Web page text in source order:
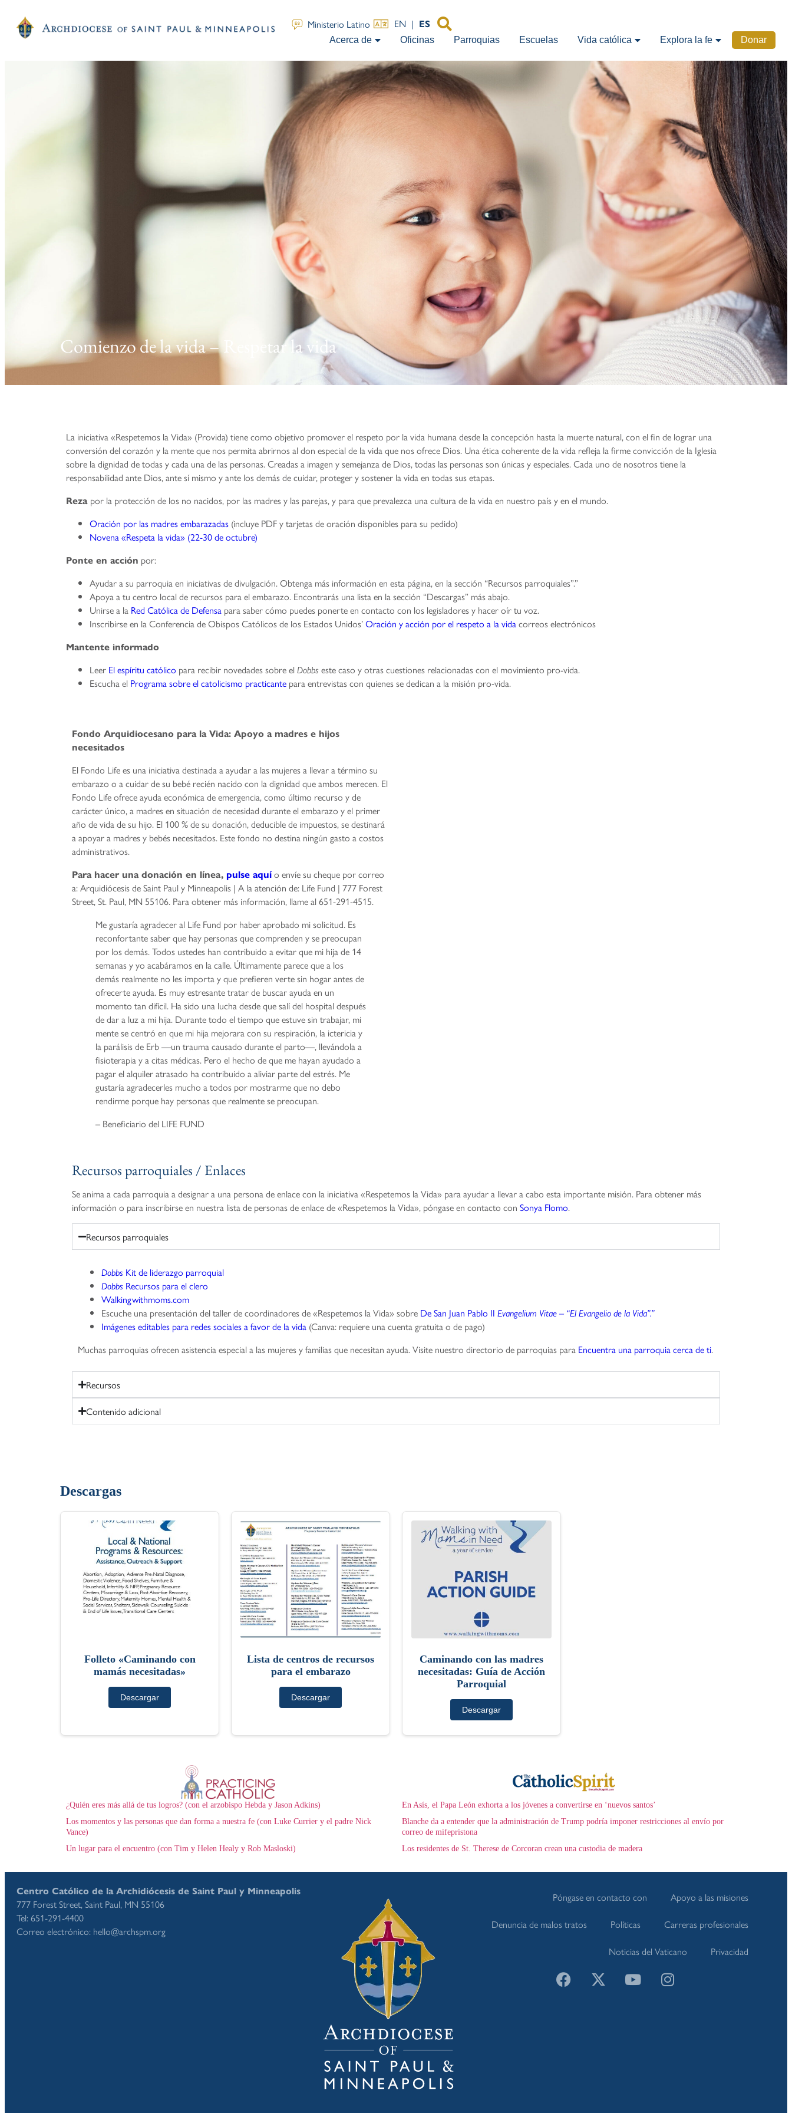
Ministerio Latino EN | ES
Acerca de Oficinas Parroquias Escuelas Vida católica Explora la fe Donar
Comienzo de la vida – Respetar la vida
La iniciativa «Respetemos la Vida» (Provida) tiene como objetivo promover el respeto por la vida humana desde la concepción hasta la muerte natural, con el fin de lograr una
conversión del corazón y la mente que nos permita abrirnos al don especial de la vida que nos ofrece Dios. Una ética coherente de la vida refleja la firme convicción de la Iglesia
sobre la dignidad de todas y cada una de las personas. Creadas a imagen y semejanza de Dios, todas las personas son únicas y especiales. Cada uno de nosotros tiene la
responsabilidad ante Dios, ante sí mismo y ante los demás de cuidar, proteger y sostener la vida en todas sus etapas.
Reza por la protección de los no nacidos, por las madres y las parejas, y para que prevalezca una cultura de la vida en nuestro país y en el mundo.
Oración por las madres embarazadas (incluye PDF y tarjetas de oración disponibles para su pedido)
Novena «Respeta la vida» (22-30 de octubre)
Ponte en acción por:
Ayudar a su parroquia en iniciativas de divulgación. Obtenga más información en esta página, en la sección “Recursos parroquiales”.”
Apoya a tu centro local de recursos para el embarazo. Encontrarás una lista en la sección “Descargas” más abajo.
Unirse a la Red Católica de Defensa para saber cómo puedes ponerte en contacto con los legisladores y hacer oír tu voz.
Inscribirse en la Conferencia de Obispos Católicos de los Estados Unidos’Oración y acción por el respeto a la vidacorreos electrónicos
Mantente informado
Leer El espíritu católico para recibir novedades sobre el Dobbs este caso y otras cuestiones relacionadas con el movimiento pro-vida.
Escucha el Programa sobre el catolicismo practicante para entrevistas con quienes se dedican a la misión pro-vida.
Fondo Arquidiocesano para la Vida: Apoyo a madres e hijos
necesitados
El Fondo Life es una iniciativa destinada a ayudar a las mujeres a llevar a término su
embarazo o a cuidar de su bebé recién nacido con la dignidad que ambos merecen. El
Fondo Life ofrece ayuda económica de emergencia, como último recurso y de
carácter único, a madres en situación de necesidad durante el embarazo y el primer
año de vida de su hijo. El 100 % de su donación, deducible de impuestos, se destinará
a apoyar a madres y bebés necesitados. Este fondo no destina ningún gasto a costos
administrativos.
Para hacer una donación en línea, pulse aquío envíe su cheque por correo
a: Arquidiócesis de Saint Paul y Minneapolis | A la atención de: Life Fund | 777 Forest
Street, St. Paul, MN 55106. Para obtener más información, llame al 651-291-4515.
Me gustaría agradecer al Life Fund por haber aprobado mi solicitud. Es
reconfortante saber que hay personas que comprenden y se preocupan
por los demás. Todos ustedes han contribuido a evitar que mi hija de 14
semanas y yo acabáramos en la calle. Últimamente parece que a los
demás realmente no les importa y que prefieren verte sin hogar antes de
ofrecerte ayuda. Es muy estresante tratar de buscar ayuda en un
momento tan difícil. Ha sido una lucha desde que salí del hospital después
de dar a luz a mi hija. Durante todo el tiempo que estuve sin trabajar, mi
mente se centró en que mi hija mejorara con su respiración, la ictericia y
la parálisis de Erb —un trauma causado durante el parto—, llevándola a
fisioterapia y a citas médicas. Pero el hecho de que me hayan ayudado a
pagar el alquiler atrasado ha contribuido a aliviar parte del estrés. Me
gustaría agradecerles mucho a todos por mostrarme que no debo
rendirme porque hay personas que realmente se preocupan.
– Beneficiario del LIFE FUND
Recursos parroquiales / Enlaces
Se anima a cada parroquia a designar a una persona de enlace con la iniciativa «Respetemos la Vida» para ayudar a llevar a cabo esta importante misión. Para obtener más
información o para inscribirse en nuestra lista de personas de enlace de «Respetemos la Vida», póngase en contacto con Sonya Flomo.
Recursos parroquiales
Dobbs Kit de liderazgo parroquial
Dobbs Recursos para el clero
Walkingwithmoms.com
Escuche una presentación del taller de coordinadores de «Respetemos la Vida» sobre De San Juan Pablo II Evangelium Vitae – “El Evangelio de la Vida”.”
Imágenes editables para redes sociales a favor de la vida (Canva: requiere una cuenta gratuita o de pago)
Muchas parroquias ofrecen asistencia especial a las mujeres y familias que necesitan ayuda. Visite nuestro directorio de parroquias para Encuentra una parroquia cerca de ti.
Recursos
Contenido adicional
Descargas
Folleto «Caminando con
mamás necesitadas»
Descargar
Lista de centros de recursos
para el embarazo
Descargar
Caminando con las madres
necesitadas: Guía de Acción
Parroquial
Descargar
¿Quién eres más allá de tus logros? (con el arzobispo Hebda y Jason Adkins)
Los momentos y las personas que dan forma a nuestra fe (con Luke Currier y el padre Nick
Vance)
Un lugar para el encuentro (con Tim y Helen Healy y Rob Masloski)
En Asís, el Papa León exhorta a los jóvenes a convertirse en ‘nuevos santos’
Blanche da a entender que la administración de Trump podría imponer restricciones al envío por
correo de mifepristona
Los residentes de St. Therese de Corcoran crean una custodia de madera
Centro Católico de la Archidiócesis de Saint Paul y Minneapolis
777 Forest Street, Saint Paul, MN 55106
Tel: 651-291-4400
Correo electrónico: hello@archspm.org
Póngase en contacto con
Apoyo a las misiones
Denuncia de malos tratos
Políticas
Carreras profesionales
Noticias del Vaticano
Privacidad